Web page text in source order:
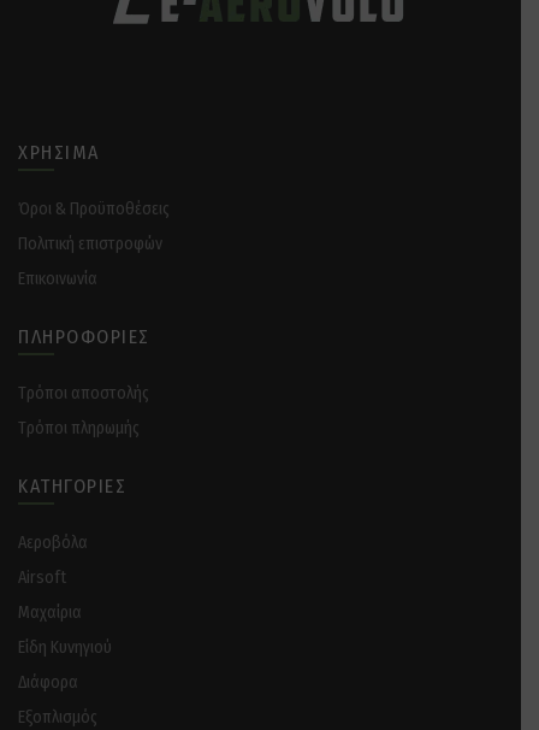
ΧΡΉΣΙΜΑ
Όροι & Προϋποθέσεις
Πολιτική επιστροφών
Επικοινωνία
ΠΛΗΡΟΦΟΡΊΕΣ
Tρόποι αποστολής
Tρόποι πληρωμής
ΚΑΤΗΓΟΡΊΕΣ
Αεροβόλα
Airsoft
Μαχαίρια
Είδη Κυνηγιού
Διάφορα
Eξοπλισμός